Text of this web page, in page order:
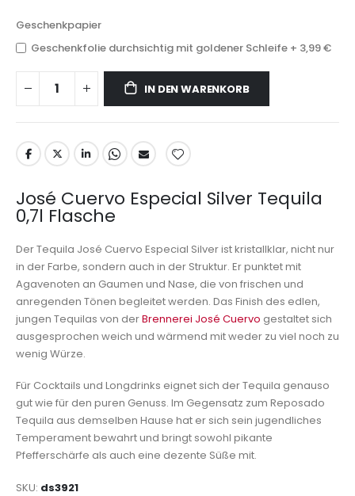
Geschenkpapier
Geschenkfolie durchsichtig mit goldener Schleife + 3,99 €
IN DEN WARENKORB
José Cuervo Especial Silver Tequila
0,7l Flasche
Der Tequila José Cuervo Especial Silver ist kristallklar, nicht nur
in der Farbe, sondern auch in der Struktur. Er punktet mit
Agavenoten an Gaumen und Nase, die von frischen und
anregenden Tönen begleitet werden. Das Finish des edlen,
jungen Tequilas von derBrennerei José Cuervo gestaltet sich
ausgesprochen weich und wärmend mit weder zu viel noch zu
wenig Würze.
Für Cocktails und Longdrinks eignet sich der Tequila genauso
gut wie für den puren Genuss. Im Gegensatz zum Reposado
Tequila aus demselben Hause hat er sich sein jugendliches
Temperament bewahrt und bringt sowohl pikante
Pfefferschärfe als auch eine dezente Süße mit.
SKU ds3921